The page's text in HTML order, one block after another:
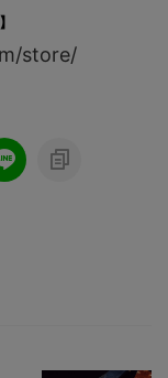
】
store/